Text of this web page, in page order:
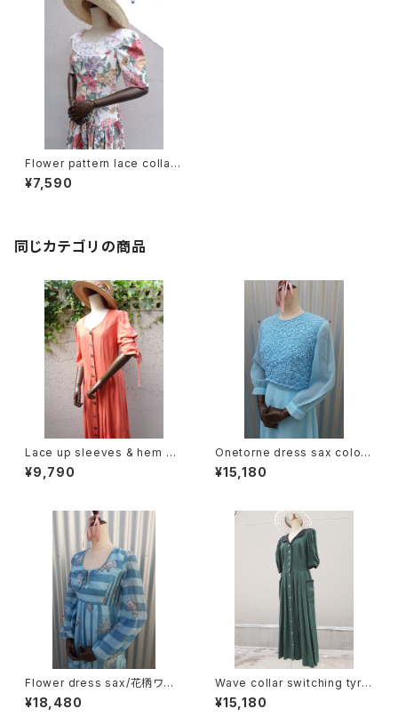
Flower pattern lace collar
dress fish tail/花柄レース襟
付きワンピース
¥7,590
同じカテゴリの商品
Lace up sleeves & hem dr
ess レースアップ スリーブ &
ヘム 半袖 ワンピース
¥9,790
Onetorne dress sax color/
ワンカラーシフォンワンピース
サックス
¥15,180
Flower dress sax/花柄ワン
ピース サックス
¥18,480
Wave collar switching tyrol
ean Dress ウェーブカラー
切り替え チロリアン ワンピ
¥15,180